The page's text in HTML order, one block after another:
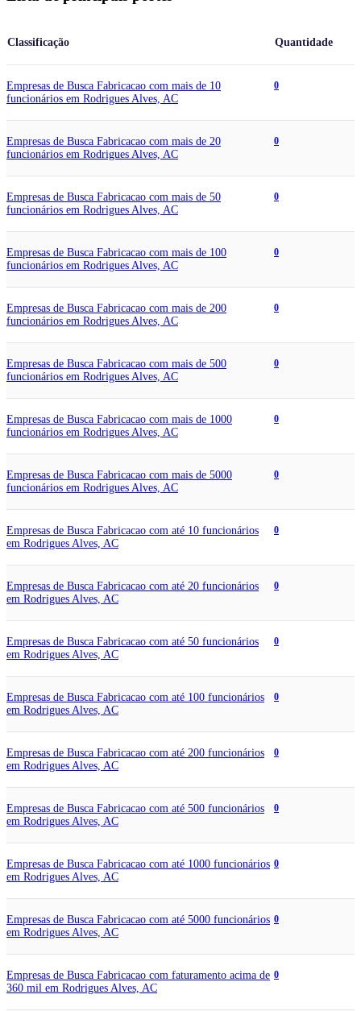
Classificação Quantidade
Empresas de Busca Fabricacao com mais de 10
funcionários em Rodrigues Alves, AC
0
Empresas de Busca Fabricacao com mais de 20
funcionários em Rodrigues Alves, AC
0
Empresas de Busca Fabricacao com mais de 50
funcionários em Rodrigues Alves, AC
0
Empresas de Busca Fabricacao com mais de 100
funcionários em Rodrigues Alves, AC
0
Empresas de Busca Fabricacao com mais de 200
funcionários em Rodrigues Alves, AC
0
Empresas de Busca Fabricacao com mais de 500
funcionários em Rodrigues Alves, AC
0
Empresas de Busca Fabricacao com mais de 1000
funcionários em Rodrigues Alves, AC
0
Empresas de Busca Fabricacao com mais de 5000
funcionários em Rodrigues Alves, AC
0
Empresas de Busca Fabricacao com até 10 funcionários
em Rodrigues Alves, AC
0
Empresas de Busca Fabricacao com até 20 funcionários
em Rodrigues Alves, AC
0
Empresas de Busca Fabricacao com até 50 funcionários
em Rodrigues Alves, AC
0
Empresas de Busca Fabricacao com até 100 funcionários
em Rodrigues Alves, AC
0
Empresas de Busca Fabricacao com até 200 funcionários
em Rodrigues Alves, AC
0
Empresas de Busca Fabricacao com até 500 funcionários
em Rodrigues Alves, AC
0
Empresas de Busca Fabricacao com até 1000 funcionários
em Rodrigues Alves, AC
0
Empresas de Busca Fabricacao com até 5000 funcionários
em Rodrigues Alves, AC
0
Empresas de Busca Fabricacao com faturamento acima de
360 mil em Rodrigues Alves, AC
0